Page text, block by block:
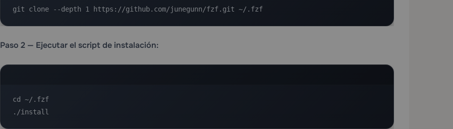
git clone --depth 1 https://github.com/junegunn/fzf.git ~/.fzf
Paso 2 — Ejecutar el script de instalación:
cd ~/.fzf
./install